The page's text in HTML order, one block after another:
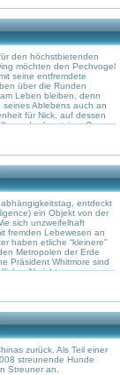
einen großen Ausbruch,
gesicherte Fabrikgelände
Run – Hennen rennen“
den höchstbietenden
möchten den Pechvogel
seine entfremdete
über die Runden
Leben bleiben, denn
seines Ablebens auch an
für Nick, auf dessen
und schmutziger Cop
Teenager-Tochter
Umgang mit
entdeckt
ein Objekt von der
sich unzweifelhaft
fremden Lebewesen an
haben etliche “kleinere”
Metropolen der Erde
Präsident Whitmore sind
Absicht.
zurück. Als Teil einer
streunende Hunde
Streuner an.